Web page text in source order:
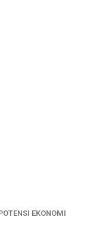
EKONOMI